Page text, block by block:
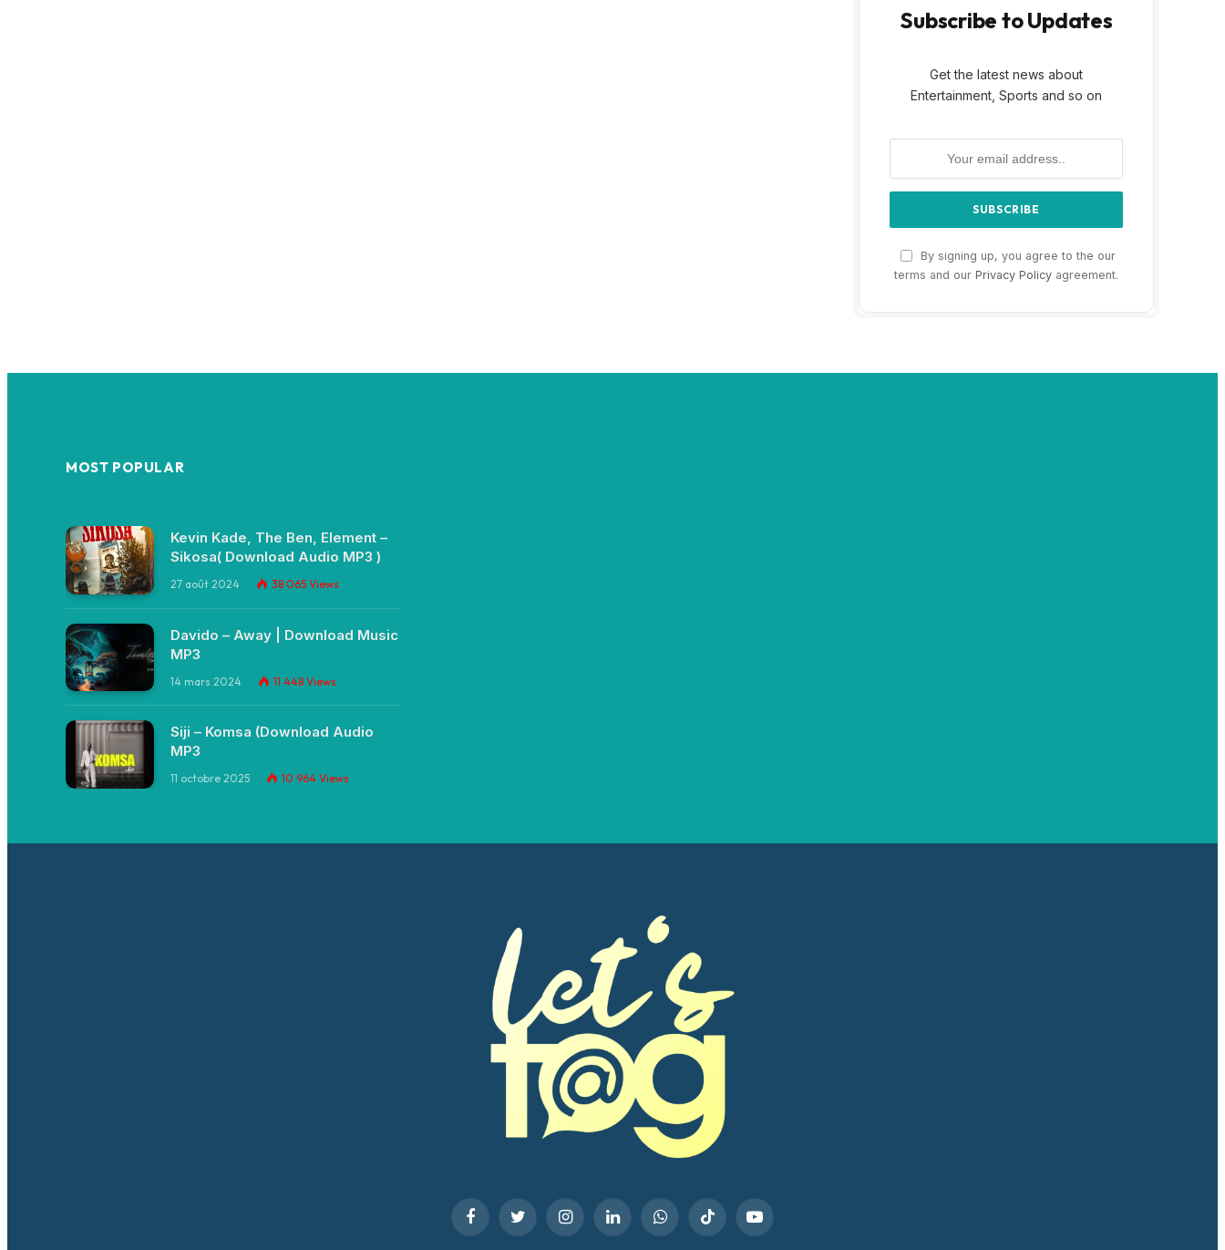
Subscribe to Updates
Get the latest news about
Entertainment, Sports and so on
By signing up, you agree to the our
terms and our Privacy Policy agreement.
MOST POPULAR
Kevin Kade, The Ben, Element –
Sikosa( Download Audio MP3 )
27 août 2024 38 065 Views
Davido – Away | Download Music
MP3
14 mars 2024 11 448 Views
Siji – Komsa (Download Audio
MP3
11 octobre 2025 10 964 Views
FacebookTwitter InstagramLinkedInWhatsAppTikTok YouTube